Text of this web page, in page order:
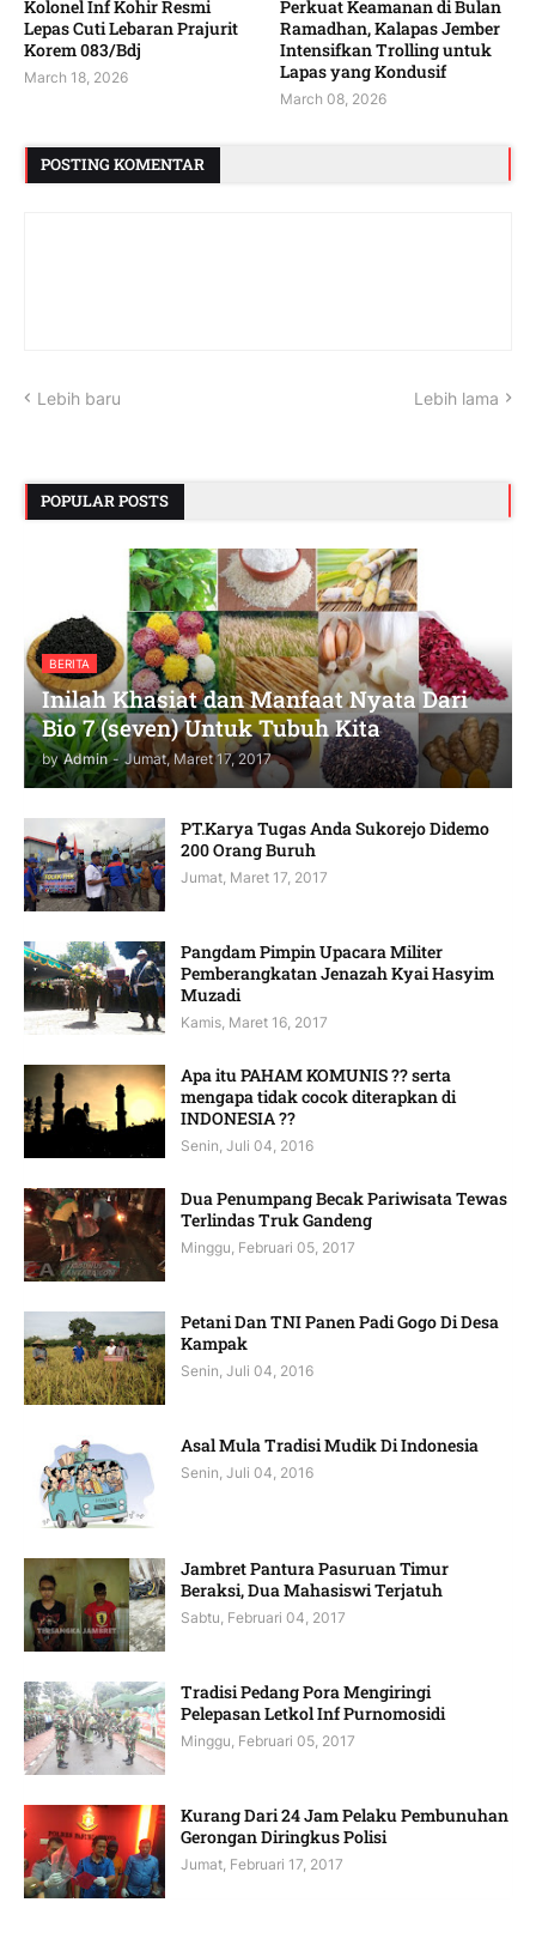
Kolonel Inf Kohir Resmi
Lepas Cuti Lebaran Prajurit
Korem 083/Bdj
March 18, 2026
Perkuat Keamanan di Bulan
Ramadhan, Kalapas Jember
Intensifkan Trolling untuk
Lapas yang Kondusif
March 08, 2026
POSTING KOMENTAR
Lebih baru Lebih lama
POPULAR POSTS
BERITA
Inilah Khasiat dan Manfaat Nyata Dari
Bio 7 (seven) Untuk Tubuh Kita
by Admin - Jumat, Maret 17, 2017
PT.Karya Tugas Anda Sukorejo Didemo
200 Orang Buruh
Jumat, Maret 17, 2017
Pangdam Pimpin Upacara Militer
Pemberangkatan Jenazah Kyai Hasyim
Muzadi
Kamis, Maret 16, 2017
Apa itu PAHAM KOMUNIS ?? serta
mengapa tidak cocok diterapkan di
INDONESIA ??
Senin, Juli 04, 2016
Dua Penumpang Becak Pariwisata Tewas
Terlindas Truk Gandeng
Minggu, Februari 05, 2017
Petani Dan TNI Panen Padi Gogo Di Desa
Kampak
Senin, Juli 04, 2016
Asal Mula Tradisi Mudik Di Indonesia
Senin, Juli 04, 2016
Jambret Pantura Pasuruan Timur
Beraksi, Dua Mahasiswi Terjatuh
Sabtu, Februari 04, 2017
Tradisi Pedang Pora Mengiringi
Pelepasan Letkol Inf Purnomosidi
Minggu, Februari 05, 2017
Kurang Dari 24 Jam Pelaku Pembunuhan
Gerongan Diringkus Polisi
Jumat, Februari 17, 2017